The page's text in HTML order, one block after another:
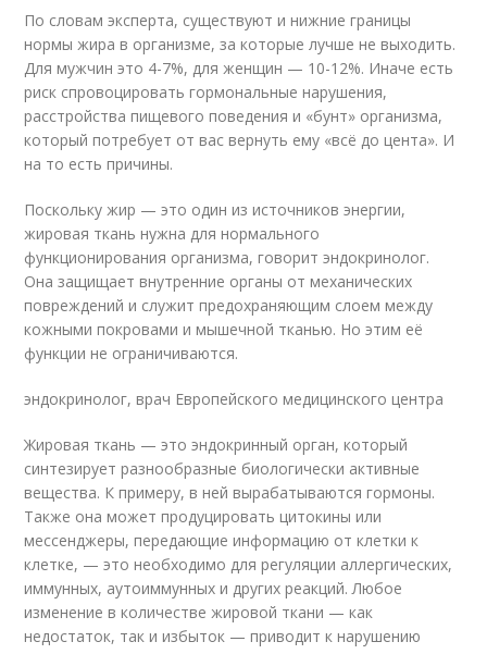
По словам эксперта, существуют и нижние границы
нормы жира в организме, за которые лучше не выходить.
Для мужчин это 4-7%, для женщин — 10-12%. Иначе есть
риск спровоцировать гормональные нарушения,
расстройства пищевого поведения и «бунт» организма,
который потребует от вас вернуть ему «всё до цента». И
на то есть причины.
Поскольку жир — это один из источников энергии,
жировая ткань нужна для нормального
функционирования организма, говорит эндокринолог.
Она защищает внутренние органы от механических
повреждений и служит предохраняющим слоем между
кожными покровами и мышечной тканью. Но этим её
функции не ограничиваются.
эндокринолог, врач Европейского медицинского центра
Жировая ткань — это эндокринный орган, который
синтезирует разнообразные биологически активные
вещества. К примеру, в ней вырабатываются гормоны.
Также она может продуцировать цитокины или
мессенджеры, передающие информацию от клетки к
клетке, — это необходимо для регуляции аллергических,
иммунных, аутоиммунных и других реакций. Любое
изменение в количестве жировой ткани — как
недостаток, так и избыток — приводит к нарушению